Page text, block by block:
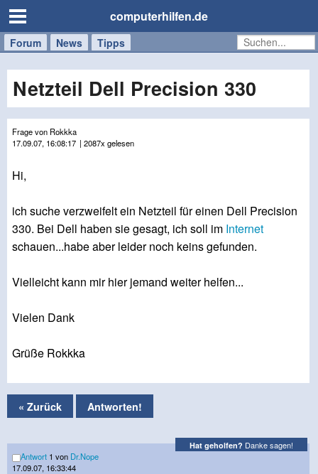
computerhilfen.de
Forum News Tipps
Handy
Tablet
Windows
Mac
Netzteil Dell Precision 330
Frage von Rokkka
17.09.07, 16:08:17 | 2087x gelesen
Hi,
ich suche verzweifelt ein Netzteil für einen Dell Precision
330. Bei Dell haben sie gesagt, ich soll im Internet
schauen...habe aber leider noch keins gefunden.
Vielleicht kann mir hier jemand weiter helfen...
Vielen Dank
Grüße Rokkka
« Zurück Antworten!
Hat geholfen? Danke sagen!
Antwort 1 von Dr.Nope
17.09.07, 16:33:44